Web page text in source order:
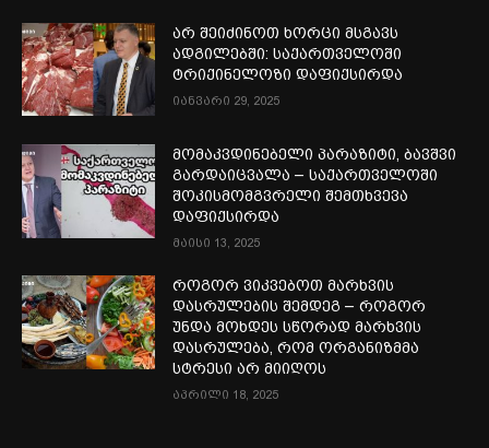
არ შეიძინოთ ხორცი მსგავს
ადგილებში: საქართველოში
ტრიქინელოზი დაფიქსირდა
იანვარი 29, 2025
მომაკვდინებელი პარაზიტი, ბავშვი
გარდაიცვალა – საქართველოში
შოკისმომგვრელი შემთხვევა
დაფიქსირდა
მაისი 13, 2025
როგორ ვიკვებოთ მარხვის
დასრულების შემდეგ – როგორ
უნდა მოხდეს სწორად მარხვის
დასრულება, რომ ორგანიზმმა
სტრესი არ მიიღოს
აპრილი 18, 2025